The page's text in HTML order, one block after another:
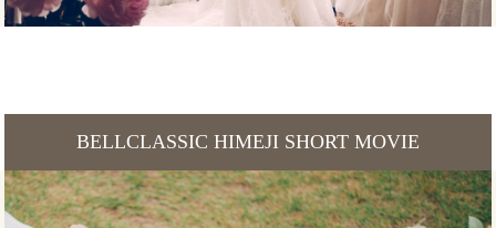
BELLCLASSIC HIMEJI SHORT MOVIE